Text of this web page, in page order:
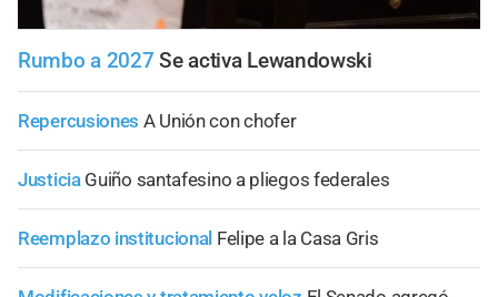
Rumbo a 2027 Se activa Lewandowski
Repercusiones A Unión con chofer
Justicia Guiño santafesino a pliegos federales
Reemplazo institucional Felipe a la Casa Gris